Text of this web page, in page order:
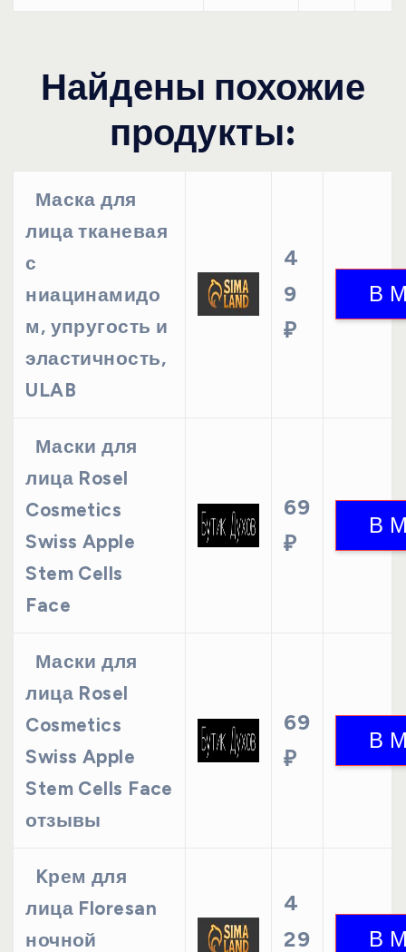
Найдены похожие
продукты:
Маска для
лица тканевая
с
ниацинамидо
м, упругость и
эластичность,
ULAB
4
9
₽
Маски для
лица Rosel
Cosmetics
Swiss Apple
Stem Cells
Face
69
₽
Маски для
лица Rosel
Cosmetics
Swiss Apple
Stem Cells Face
отзывы
69
₽
Kрем для
лица Floresan
ночной
4
29